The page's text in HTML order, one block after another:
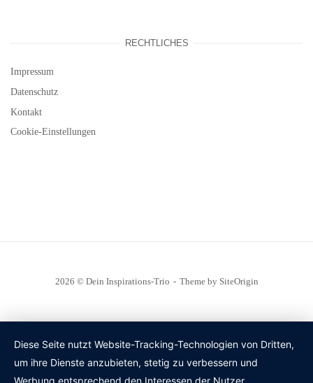
RECHTLICHES
Impressum
Datenschutz
Kontakt
Cookie-Einstellungen
2026 © Dein Inspirations-Trio Theme by SiteOrigin
Diese Seite nutzt Website-Tracking-Technologien von Dritten,
um ihre Dienste anzubieten, stetig zu verbessern und
Werbung entsprechend den Interessen der Nutzer